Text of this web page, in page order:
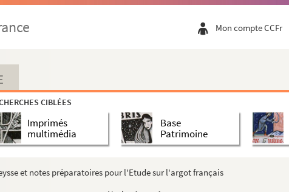
Mon compte CCFr
CIBLÉES
Imprimés
multimédia
Base
Patrimoine
et notes préparatoires pour l'Etude sur l'argot français
Paul Eudel.